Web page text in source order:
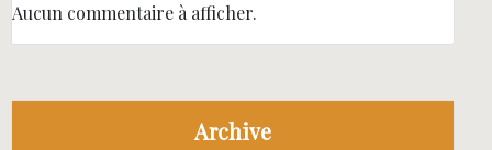
Aucun commentaire à afficher.
Archive